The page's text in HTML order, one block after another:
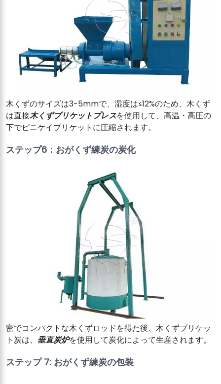
木くずのサイズは3-5mmで、湿度は≤12%のため、木くず
は直接木くずブリケットプレスを使用して、高温・高圧の
下でピニケイブリケットに圧縮されます。
ステップ6：おがくず練炭の炭化
密でコンパクトな木くずロッドを得た後、木くずブリケッ
ト炭は、 垂直炭炉を使用して炭化によって生産されます。
ステップ 7: おがくず練炭の包装